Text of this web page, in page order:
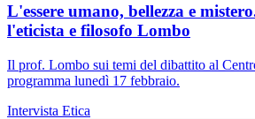
L'essere umano, bellezza e
l'eticista e filosofo Lombo
Il prof. Lombo sui temi del dibattito al
programma lunedì 17 febbraio.
Intervista Etica